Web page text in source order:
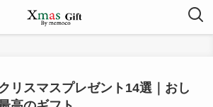
リスマスプレゼント14選｜おし